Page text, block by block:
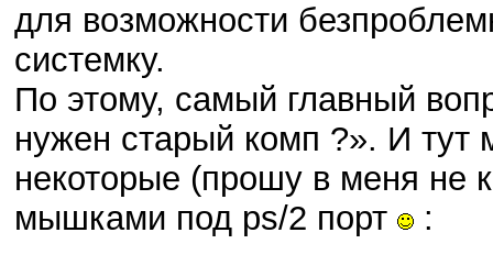
для возможности
системку.
По этому, самый главный
нужен старый комп ?». И тут
некоторые (прошу в меня не
мышками под ps/2 порт
: